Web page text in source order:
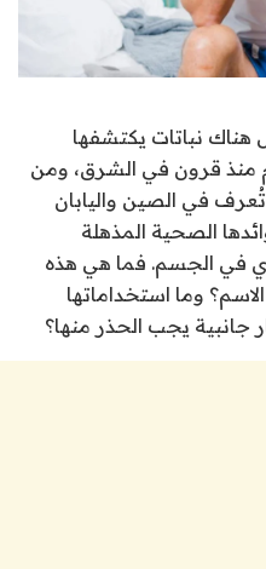
هناك نباتات يكتشفها
منذ قرون في الشرق، ومن
تُعرف في الصين واليابان
الصحية المذهلة
في الجسم. فما هي هذه
وما استخداماتها
جانبية يجب الحذر منها؟